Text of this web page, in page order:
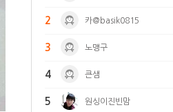
2 카@basik0815
3 노맹구
4 큰샘
5 원싱이진빈맘